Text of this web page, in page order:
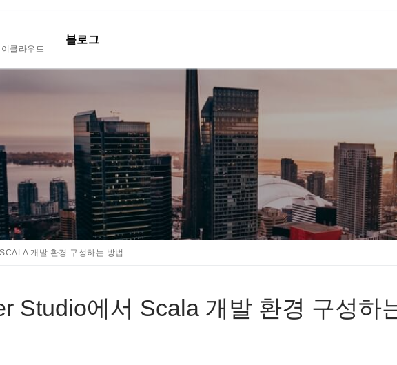
클라우드
블로그
개발 환경 구성하는 방법
Studio에서 Scala 개발 환경 구성하